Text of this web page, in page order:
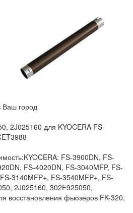
Ваш город
2J025160 для KYOCERA FS-
FS-3900DN, FS-
FS-4020DN, FS-3040MFP, FS-
3140MFP+, FS-3540MFP+, FS-
2J025160, 302F925050,
восстановления фьюзеров FK-320,